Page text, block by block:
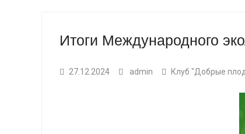
Итоги Международного
27.12.2024 admin Клуб "Добрые